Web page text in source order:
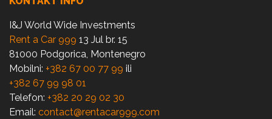
I&J World Wide Investments
Rent a Car 999 13 Jul br. 15
81000 Podgorica, Montenegro
Mobilni: +382 67 00 77 99 ili
+382 67 99 98 01
Telefon: +382 20 29 02 30
Email: contact@rentacar999.com